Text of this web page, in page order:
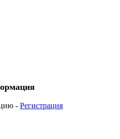
- Регистрация